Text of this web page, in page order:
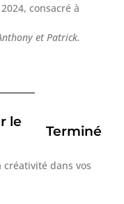
consacré à
et Patrick.
le
Terminé
créativité dans vos